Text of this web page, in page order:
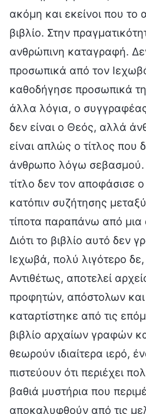
ακόμη και εκείνοι που το
βιβλίο. Στην
ανθρώπινη καταγραφή.
προσωπικά από τον
καθοδήγησε προσωπικά
άλλα λόγια, ο
δεν είναι ο Θεός, αλλά
είναι απλώς ο τίτλος που
άνθρωπο λόγω σεβασμού.
τίτλο δεν τον αποφάσισε
κατόπιν συζήτησης
τίποτα παραπάνω από μια
Διότι το βιβλίο αυτό δεν
Ιεχωβά, πολύ λιγότερο
Αντιθέτως, αποτελεί
προφητών, απόστολων
καταρτίστηκε από τις
βιβλίο αρχαίων γραφών
θεωρούν ιδιαίτερα ιερό,
πιστεύουν ότι περιέχει
βαθιά μυστήρια που
αποκαλυφθούν από τις